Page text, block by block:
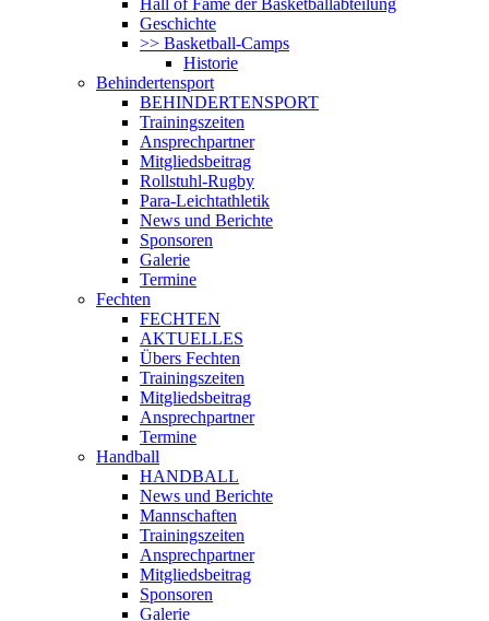
Hall of Fame der Basketballabteilung
Geschichte
>> Basketball-Camps
Historie
Behindertensport
BEHINDERTENSPORT
Trainingszeiten
Ansprechpartner
Mitgliedsbeitrag
Rollstuhl-Rugby
Para-Leichtathletik
News und Berichte
Sponsoren
Galerie
Termine
Fechten
FECHTEN
AKTUELLES
Übers Fechten
Trainingszeiten
Mitgliedsbeitrag
Ansprechpartner
Termine
Handball
HANDBALL
News und Berichte
Mannschaften
Trainingszeiten
Ansprechpartner
Mitgliedsbeitrag
Sponsoren
Galerie